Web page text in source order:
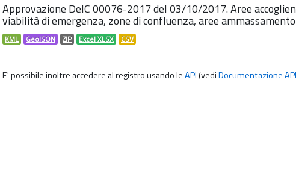
Approvazione DelC 00076-2017 del 03/10/2017. Aree
viabilità di emergenza, zone di confluenza, aree ammassamento
KML GeoJSON ZIP Excel XLSX CSV
E' possibile inoltre accedere al registro usando leAPI(vediDocumentazione API